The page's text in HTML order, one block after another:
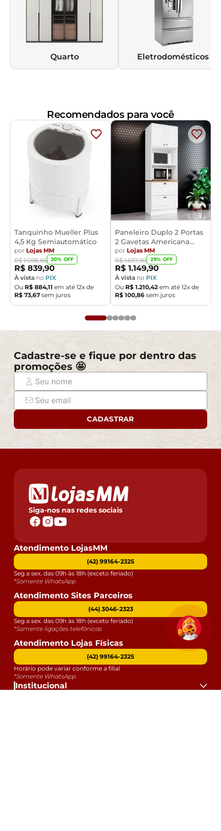
Quarto Eletrodomésticos
Recomendados para você
Tanquinho Mueller Plus
4,5 Kg Semiautomático
por Lojas MM
R$ 1.098,66 20% OFF
R$ 839,90
À vista no PIX
Ou R$ 884,11 em até 12x de
R$ 73,67 sem juros
Paneleiro Duplo 2 Portas
2 Gavetas Americana
Henn
por Lojas MM
R$ 1.697,90 29% OFF
R$ 1.149,90
À vista no PIX
Ou R$ 1.210,42 em até 12x de
R$ 100,86 sem juros
Cadastre-se e fique por dentro das
promoções 🤩
CADASTRAR
Siga-nos nas redes sociais
Institucional
Atendimento LojasMM
(42) 99164-2325
Seg a sex. das 09h às 18h (exceto feriado)
*Somente WhatsApp
Atendimento Sites Parceiros
(44) 3046-2323
Seg a sex. das 09h às 18h (exceto feriado)
*Somente ligações telefônicas
Atendimento Lojas Físicas
(42) 99164-2325
Horário pode variar conforme a filial
*Somente WhatsApp